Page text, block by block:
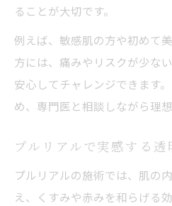
ることが大切です。
例えば、敏感肌の方や初めて
方には、痛みやリスクが少な
安心してチャレンジできます
め、専門医と相談しながら理
プルリアルで実感する透
プルリアルの施術では、肌の
え、くすみや赤みを和らげる